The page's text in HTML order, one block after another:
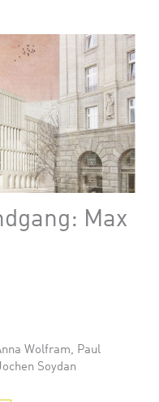
Max
Wolfram, Paul
Soydan